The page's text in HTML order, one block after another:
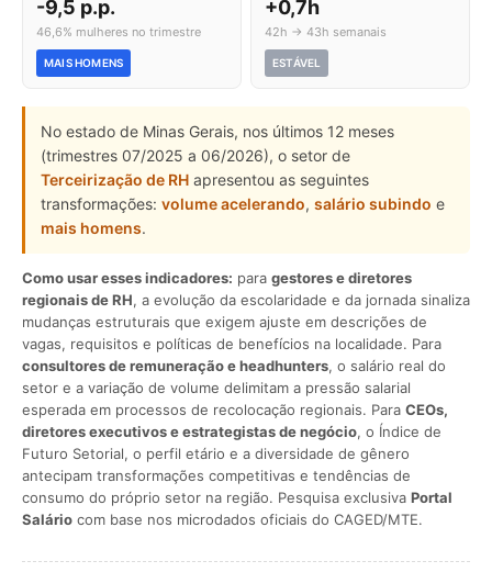
-9,5 p.p.
46,6% mulheres no trimestre
MAIS HOMENS
+0,7h
42h → 43h semanais
ESTÁVEL
No estado de Minas Gerais, nos últimos 12 meses
(trimestres 07/2025 a 06/2026), o setor de
Terceirização de RH apresentou as seguintes
transformações: volume acelerando, salário subindo e
mais homens.
Como usar esses indicadores: para gestores e diretores
regionais de RH, a evolução da escolaridade e da jornada sinaliza
mudanças estruturais que exigem ajuste em descrições de
vagas, requisitos e políticas de benefícios na localidade. Para
consultores de remuneração e headhunters, o salário real do
setor e a variação de volume delimitam a pressão salarial
esperada em processos de recolocação regionais. Para CEOs,
diretores executivos e estrategistas de negócio, o Índice de
Futuro Setorial, o perfil etário e a diversidade de gênero
antecipam transformações competitivas e tendências de
consumo do próprio setor na região. Pesquisa exclusiva Portal
Salário com base nos microdados oficiais do CAGED/MTE.